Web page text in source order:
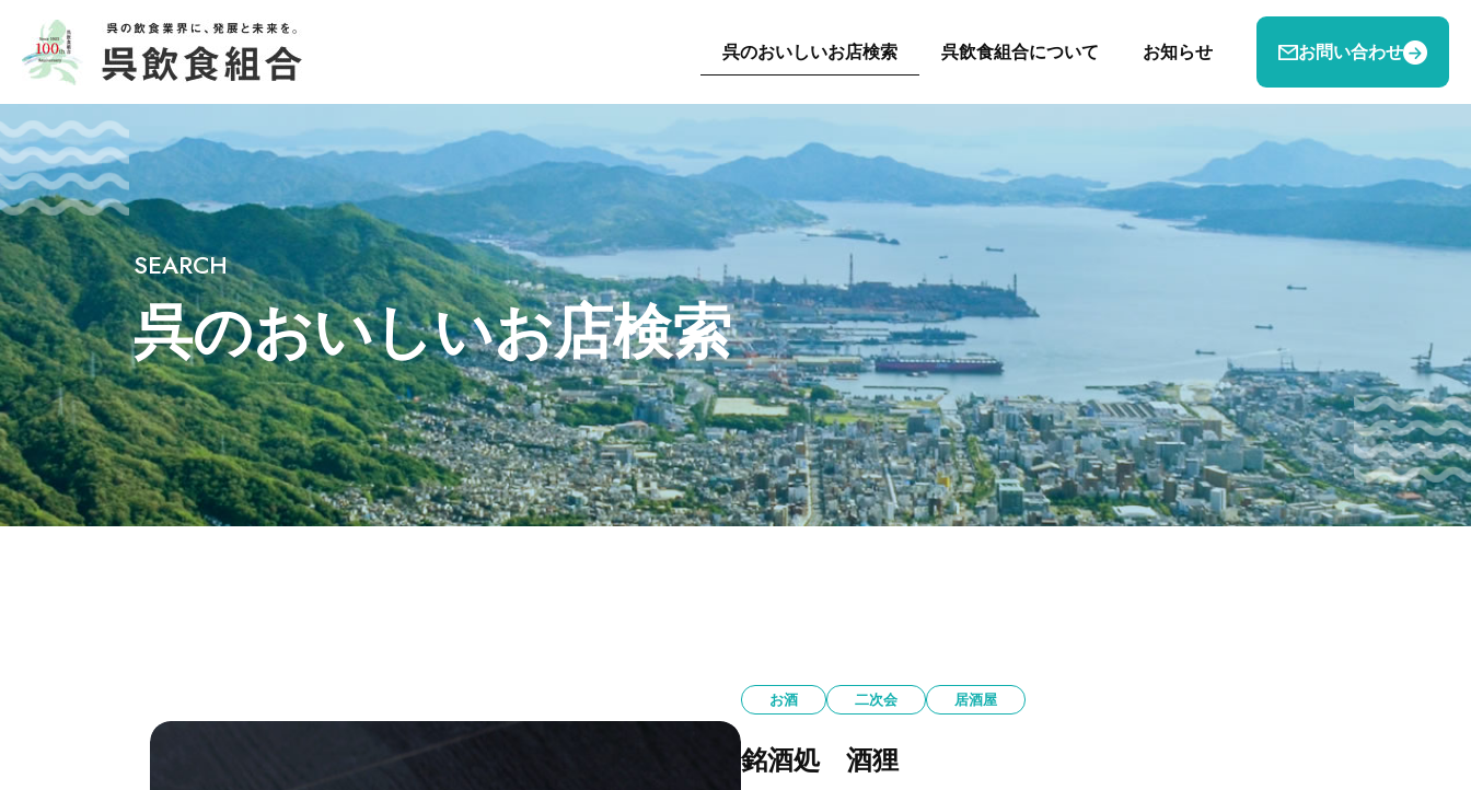
呉のおいしいお店検索 呉飲食組合について お知らせ お問い合わせ
SEARCH
呉のおいしいお店検索
お酒 二次会 居酒屋
銘酒処 酒狸